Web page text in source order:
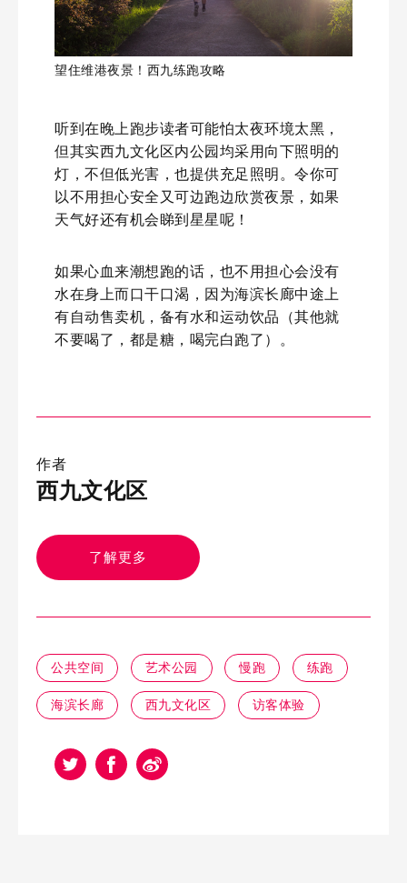
望住维港夜景！西九练跑攻略
听到在晚上跑步读者可能怕太夜环境太黑，
但其实西九文化区内公园均采用向下照明的
灯，不但低光害，也提供充足照明。令你可
以不用担心安全又可边跑边欣赏夜景，如果
天气好还有机会睇到星星呢！
如果心血来潮想跑的话，也不用担心会没有
水在身上而口干口渴，因为海滨长廊中途上
有自动售卖机，备有水和运动饮品（其他就
不要喝了，都是糖，喝完白跑了）。
作者
西九文化区
了解更多
公共空间 艺术公园 慢跑 练跑
海滨长廊 西九文化区 访客体验